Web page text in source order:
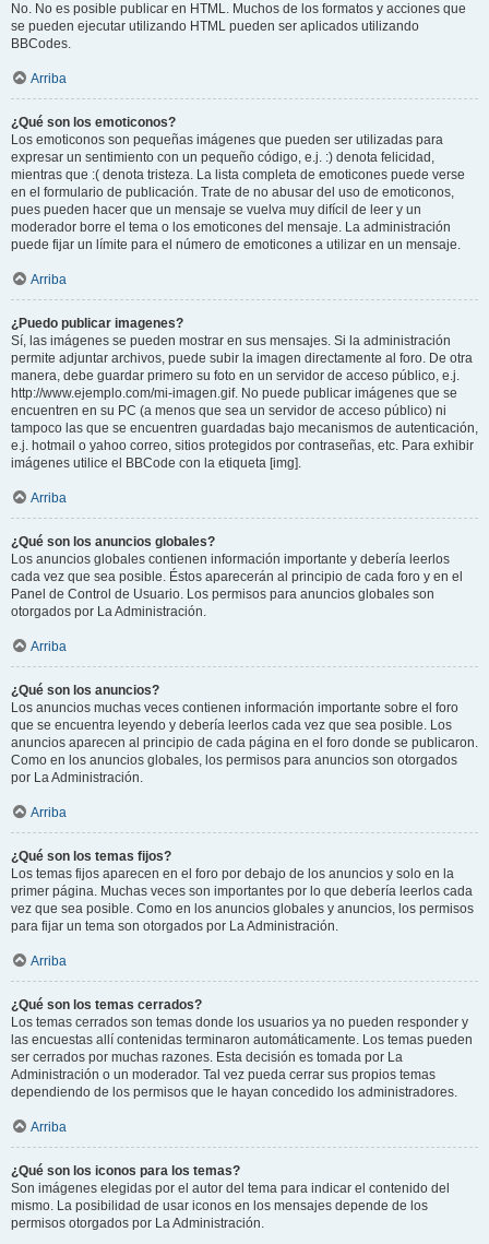
No. No es posible publicar en HTML. Muchos de los formatos y acciones que
se pueden ejecutar utilizando HTML pueden ser aplicados utilizando
BBCodes.
Arriba
¿Qué son los emoticonos?
Los emoticonos son pequeñas imágenes que pueden ser utilizadas para
expresar un sentimiento con un pequeño código, e.j. :) denota felicidad,
mientras que :( denota tristeza. La lista completa de emoticones puede verse
en el formulario de publicación. Trate de no abusar del uso de emoticonos,
pues pueden hacer que un mensaje se vuelva muy difícil de leer y un
moderador borre el tema o los emoticones del mensaje. La administración
puede fijar un límite para el número de emoticones a utilizar en un mensaje.
Arriba
¿Puedo publicar imagenes?
Sí, las imágenes se pueden mostrar en sus mensajes. Si la administración
permite adjuntar archivos, puede subir la imagen directamente al foro. De otra
manera, debe guardar primero su foto en un servidor de acceso público, e.j.
http://www.ejemplo.com/mi-imagen.gif. No puede publicar imágenes que se
encuentren en su PC (a menos que sea un servidor de acceso público) ni
tampoco las que se encuentren guardadas bajo mecanismos de autenticación,
e.j. hotmail o yahoo correo, sitios protegidos por contraseñas, etc. Para exhibir
imágenes utilice el BBCode con la etiqueta [img].
Arriba
¿Qué son los anuncios globales?
Los anuncios globales contienen información importante y debería leerlos
cada vez que sea posible. Éstos aparecerán al principio de cada foro y en el
Panel de Control de Usuario. Los permisos para anuncios globales son
otorgados por La Administración.
Arriba
¿Qué son los anuncios?
Los anuncios muchas veces contienen información importante sobre el foro
que se encuentra leyendo y debería leerlos cada vez que sea posible. Los
anuncios aparecen al principio de cada página en el foro donde se publicaron.
Como en los anuncios globales, los permisos para anuncios son otorgados
por La Administración.
Arriba
¿Qué son los temas fijos?
Los temas fijos aparecen en el foro por debajo de los anuncios y solo en la
primer página. Muchas veces son importantes por lo que debería leerlos cada
vez que sea posible. Como en los anuncios globales y anuncios, los permisos
para fijar un tema son otorgados por La Administración.
Arriba
¿Qué son los temas cerrados?
Los temas cerrados son temas donde los usuarios ya no pueden responder y
las encuestas allí contenidas terminaron automáticamente. Los temas pueden
ser cerrados por muchas razones. Esta decisión es tomada por La
Administración o un moderador. Tal vez pueda cerrar sus propios temas
dependiendo de los permisos que le hayan concedido los administradores.
Arriba
¿Qué son los iconos para los temas?
Son imágenes elegidas por el autor del tema para indicar el contenido del
mismo. La posibilidad de usar iconos en los mensajes depende de los
permisos otorgados por La Administración.